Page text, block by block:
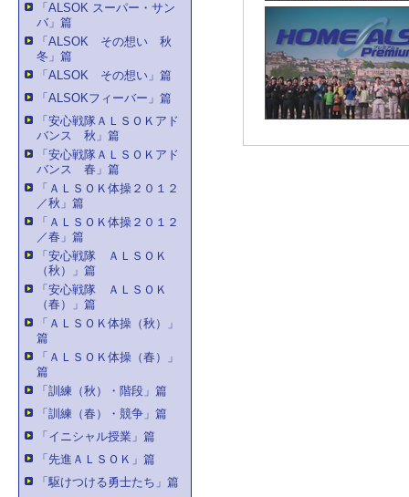
「ALSOK スーパー・サン
バ」篇
「ALSOK その想い 秋
冬」篇
「ALSOK その想い」篇
「ALSOKフィーバー」篇
「安心戦隊ＡＬＳＯＫアド
バンス 秋」篇
「安心戦隊ＡＬＳＯＫアド
バンス 春」篇
「ＡＬＳＯＫ体操２０１２
／秋」篇
「ＡＬＳＯＫ体操２０１２
／春」篇
「安心戦隊 ＡＬＳＯＫ
（秋）」篇
「安心戦隊 ＡＬＳＯＫ
（春）」篇
「ＡＬＳＯＫ体操（秋）」
篇
「ＡＬＳＯＫ体操（春）」
篇
「訓練（秋）・階段」篇
「訓練（春）・競争」篇
「イニシャル授業」篇
「先進ＡＬＳＯＫ」篇
「駆けつける勇士たち」篇